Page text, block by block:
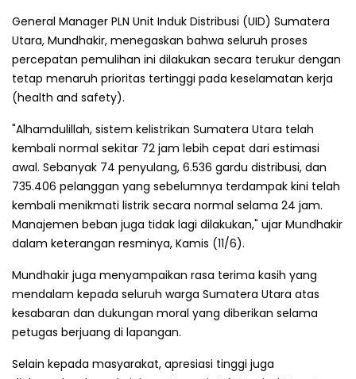
General Manager PLN Unit Induk Distribusi (UID) Sumatera
Utara, Mundhakir, menegaskan bahwa seluruh proses
percepatan pemulihan ini dilakukan secara terukur dengan
tetap menaruh prioritas tertinggi pada keselamatan kerja
(health and safety).
"Alhamdulillah, sistem kelistrikan Sumatera Utara telah
kembali normal sekitar 72 jam lebih cepat dari estimasi
awal. Sebanyak 74 penyulang, 6.536 gardu distribusi, dan
735.406 pelanggan yang sebelumnya terdampak kini telah
kembali menikmati listrik secara normal selama 24 jam.
Manajemen beban juga tidak lagi dilakukan," ujar Mundhakir
dalam keterangan resminya, Kamis (11/6).
Mundhakir juga menyampaikan rasa terima kasih yang
mendalam kepada seluruh warga Sumatera Utara atas
kesabaran dan dukungan moral yang diberikan selama
petugas berjuang di lapangan.
Selain kepada masyarakat, apresiasi tinggi juga